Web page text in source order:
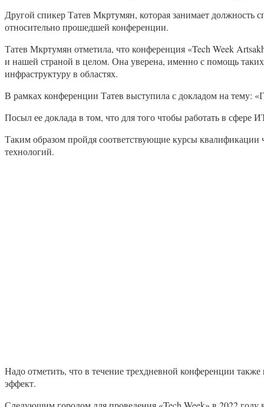
Другой спикер Татев Мкртумян, которая занимает
относительно прошедшей конференции.
Татев Мкртумян отметила, что конференция «Tech Week
и нашей страной в целом. Она уверена, именно с помощь
инфраструктуру в областях.
В рамках конференции Татев выступила с докладом на тему:
Посыл ее доклада в том, что для того чтобы работать в
Таким образом пройдя соответствующие курсы
технологий.
Надо отметить, что в течение трехдневной конференции
эффект.